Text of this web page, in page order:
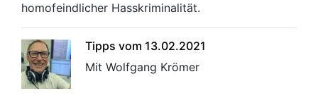
homofeindlicher Hasskriminalität.
Tipps vom 13.02.2021
Mit Wolfgang Krömer